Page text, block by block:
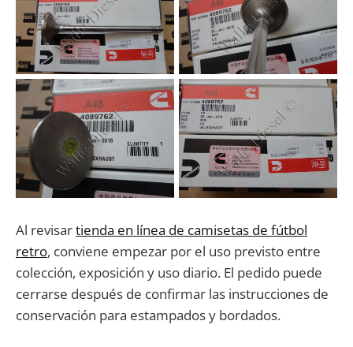
Al revisartienda en línea de camisetas de fútbol
retro, conviene empezar por el uso previsto entre
colección, exposición y uso diario. El pedido puede
cerrarse después de confirmar las instrucciones de
conservación para estampados y bordados.